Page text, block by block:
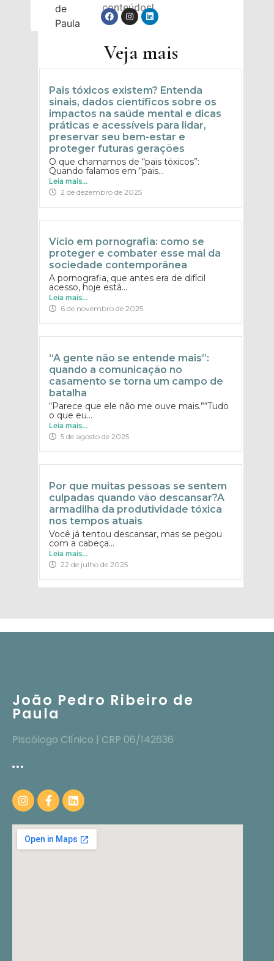
conteúdos!
Veja mais
Pais tóxicos existem? Entenda
sinais, dados científicos sobre os
impactos na saúde mental e dicas
práticas e acessíveis para lidar,
preservar seu bem-estar e
proteger futuras gerações
O que chamamos de “pais tóxicos”:
Quando falamos em “pais...
Leia mais...
2 de dezembro de 2025
Vício em pornografia: como se
proteger e combater esse mal da
sociedade contemporânea
A pornografia, que antes era de difícil
acesso, hoje está...
Leia mais...
6 de novembro de 2025
“A gente não se entende mais”:
quando a comunicação no
casamento se torna um campo de
batalha
“Parece que ele não me ouve mais.”“Tudo
o que eu...
Leia mais...
5 de agosto de 2025
Por que muitas pessoas se sentem
culpadas quando vão descansar?A
armadilha da produtividade tóxica
nos tempos atuais
Você já tentou descansar, mas se pegou
com a cabeça...
Leia mais...
22 de julho de 2025
João Pedro Ribeiro de
Paula
Piscólogo Clínico | CRP 06/142636